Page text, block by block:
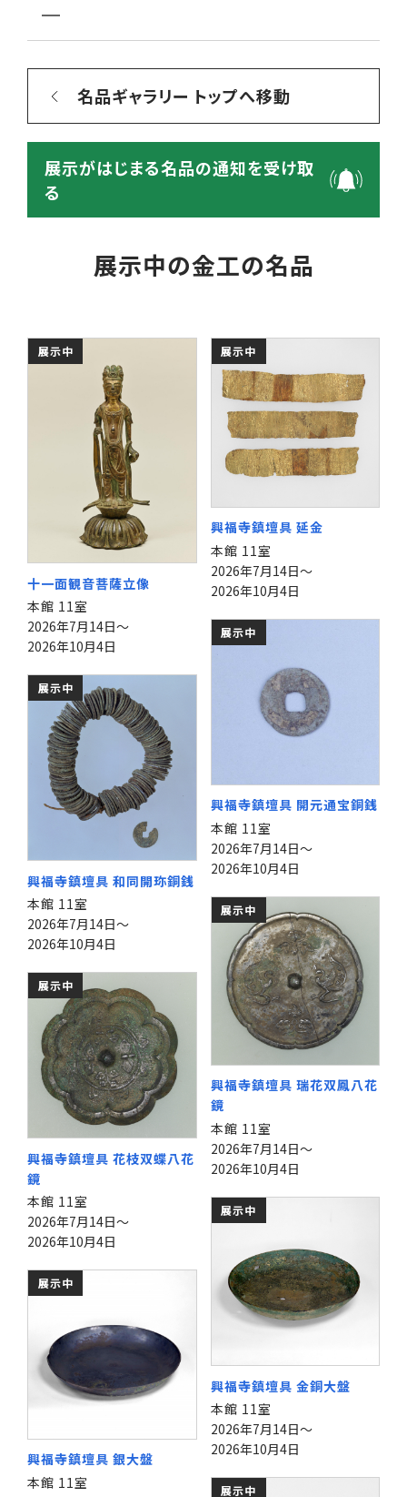
名品ギャラリー トップへ移動
展示がはじまる名品の通知を受け取
る
展示中の金工の名品
展示中
十一面観音菩薩立像
本館 11室
2026年7月14日～
2026年10月4日
展示中
興福寺鎮壇具 延金
本館 11室
2026年7月14日～
2026年10月4日
展示中
興福寺鎮壇具 開元通宝銅銭
本館 11室
2026年7月14日～
2026年10月4日
展示中
興福寺鎮壇具 和同開珎銅銭
本館 11室
2026年7月14日～
2026年10月4日
展示中
興福寺鎮壇具 瑞花双鳳八花
鏡
本館 11室
2026年7月14日～
2026年10月4日
展示中
興福寺鎮壇具 花枝双蝶八花
鏡
本館 11室
2026年7月14日～
2026年10月4日
展示中
興福寺鎮壇具 金銅大盤
本館 11室
2026年7月14日～
2026年10月4日
展示中
興福寺鎮壇具 銀大盤
本館 11室
展示中